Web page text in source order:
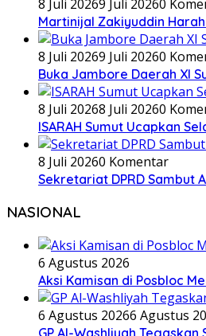
8 Juli 20269 Juli 20260
Martinijal Zakiyuddin
8 Juli 20269 Juli 20260
Buka Jambore Daerah XI
8 Juli 20268 Juli 20260
ISARAH Sumut Ucapkan
8 Juli 20260 Komentar
Sekretariat DPRD Sambut
NASIONAL
6 Agustus 2026
Aksi Kamisan di Posbloc
6 Agustus 20266 Agustus